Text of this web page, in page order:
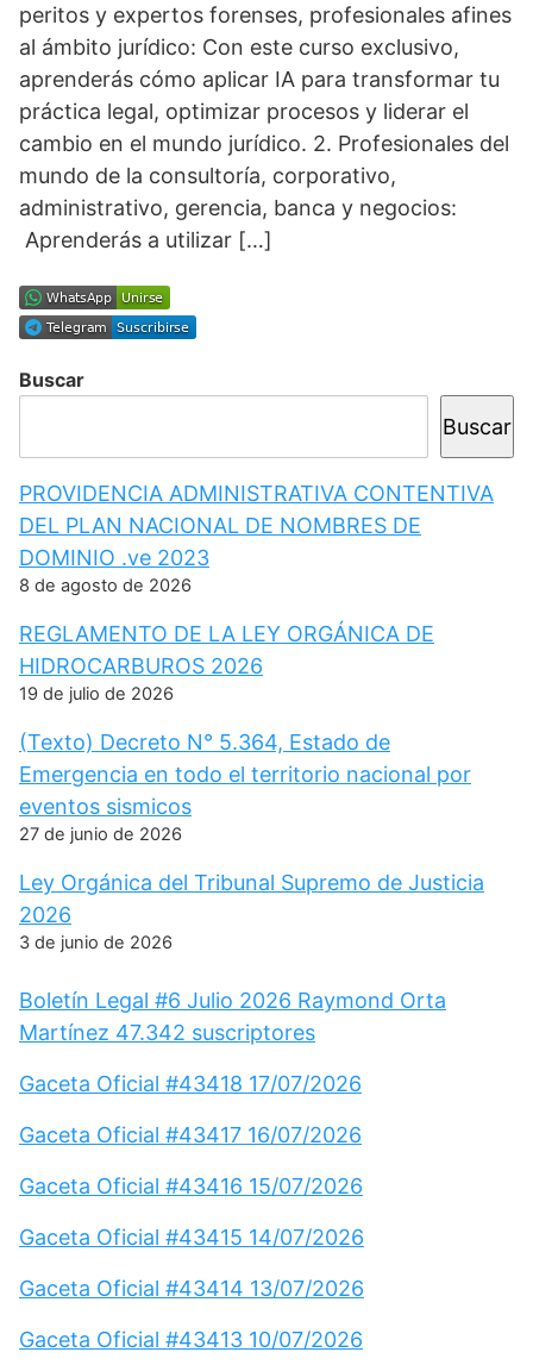
peritos y expertos forenses, profesionales afines
al ámbito jurídico: Con este curso exclusivo,
aprenderás cómo aplicar IA para transformar tu
práctica legal, optimizar procesos y liderar el
cambio en el mundo jurídico. 2. Profesionales del
mundo de la consultoría, corporativo,
administrativo, gerencia, banca y negocios:
Aprenderás a utilizar […]
Buscar
Buscar
PROVIDENCIA ADMINISTRATIVA CONTENTIVA
DEL PLAN NACIONAL DE NOMBRES DE
DOMINIO .ve 2023
8 de agosto de 2026
REGLAMENTO DE LA LEY ORGÁNICA DE
HIDROCARBUROS 2026
19 de julio de 2026
(Texto) Decreto N° 5.364, Estado de
Emergencia en todo el territorio nacional por
eventos sismicos
27 de junio de 2026
Ley Orgánica del Tribunal Supremo de Justicia
2026
3 de junio de 2026
Boletín Legal #6 Julio 2026 Raymond Orta
Martínez 47.342 suscriptores
Gaceta Oficial #43418 17/07/2026
Gaceta Oficial #43417 16/07/2026
Gaceta Oficial #43416 15/07/2026
Gaceta Oficial #43415 14/07/2026
Gaceta Oficial #43414 13/07/2026
Gaceta Oficial #43413 10/07/2026